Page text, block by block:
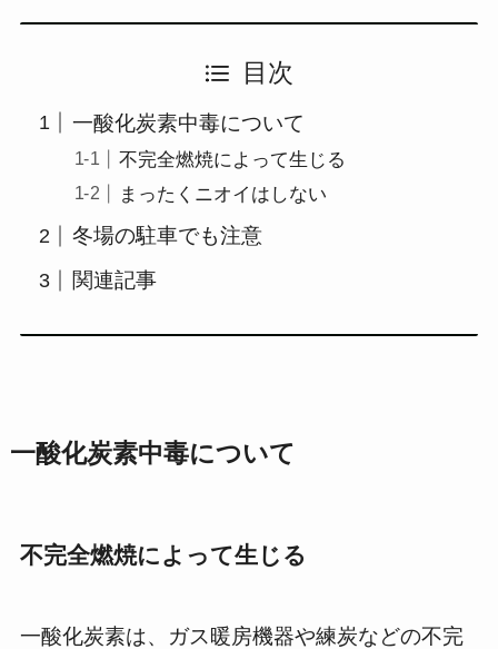
目次
一酸化炭素中毒について
不完全燃焼によって生じる
まったくニオイはしない
冬場の駐車でも注意
関連記事
一酸化炭素中毒について
不完全燃焼によって生じる
一酸化炭素は、ガス暖房機器や練炭などの不完